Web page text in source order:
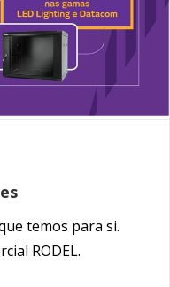
temos para si.
RODEL.